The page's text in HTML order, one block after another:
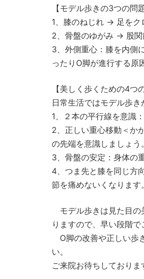
【モデル歩きの3つの問
1、膝のねじれ → 足をク
2、骨盤のゆがみ → 股関
3、外側重心：膝を内側
ったりO脚が進行する原
【美しく歩くための4つ
日常生活ではモデル歩
1、２本の平行線を意識
2、正しい重心移動＜か
の先端を意識しましょう。
3、骨盤の安定：身体の
4、つま先と膝を同じ方
節を痛めないくなります。
モデル歩きは見た目の
りますので、早い段階
O脚の改善や正しい歩
い。
ご来院お待ちしておりま